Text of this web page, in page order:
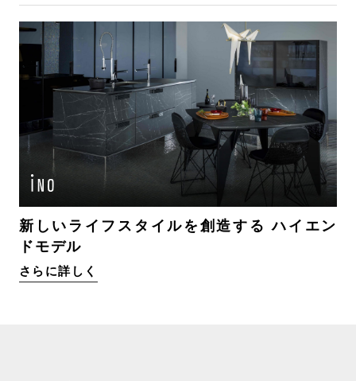
新しいライフスタイルを創造する ハイエン
ドモデル
さらに詳しく